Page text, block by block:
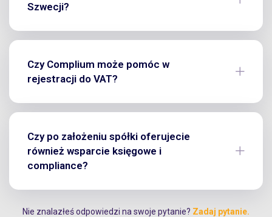
Szwecji?
Czy Complium może pomóc w
rejestracji do VAT?
Czy po założeniu spółki oferujecie
również wsparcie księgowe i
compliance?
Nie znalazłeś odpowiedzi na swoje pytanie? Zadaj pytanie.